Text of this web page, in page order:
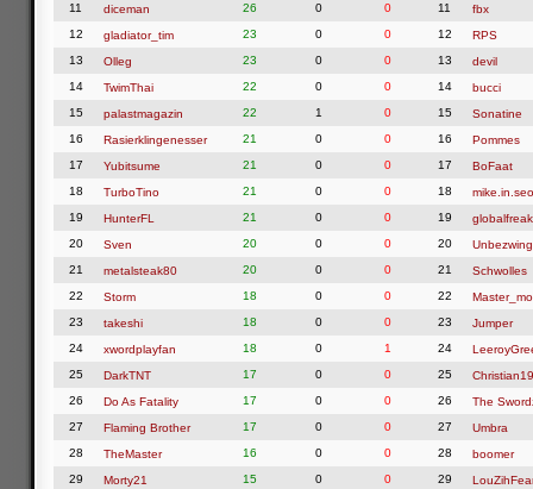
11
diceman 26 0
0
12
gladiator_tim 23 0
0
13
Olleg 23 0
0
14
TwimThai 22 0
0
15
palastmagazin 22 1
0
16
Rasierklingenesser 21 0
0
17
Yubitsume 21 0
0
18
TurboTino 21 0
0
19
HunterFL 21 0
0
20
Sven 20 0
0
21
metalsteak80 20 0
0
22
Storm 18 0
0
23
takeshi 18 0
0
24
xwordplayfan 18 0
1
25
DarkTNT 17 0
0
26
Do As Fatality 17 0
0
27
Flaming Brother 17 0
0
28
TheMaster 16 0
0
29
Morty21 15 0
0
11
fbx
12
RPS
13
devil
14
bucci
15
Sonatine
16
Pommes
17
BoFaat
18
19
globalfreak
20
21
Schwolles
22
Master_mo
23
Jumper
24
25
26
The
27
Umbra
28
boomer
29